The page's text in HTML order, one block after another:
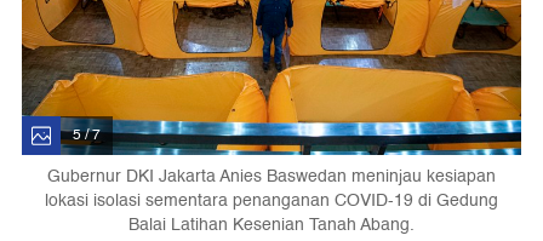
5 / 7
Gubernur DKI Jakarta Anies Baswedan meninjau kesiapan
lokasi isolasi sementara penanganan COVID-19 di Gedung
Balai Latihan Kesenian Tanah Abang.